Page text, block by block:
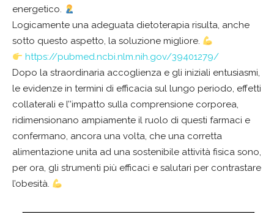
energetico.
Logicamente una adeguata dietoterapia risulta, anche
sotto questo aspetto, la soluzione migliore.
https://pubmed.ncbi.nlm.nih.gov/39401279/
Dopo la straordinaria accoglienza e gli iniziali entusiasmi,
le evidenze in termini di efficacia sul lungo periodo, effetti
collaterali e l’’impatto sulla comprensione corporea,
ridimensionano ampiamente il ruolo di questi farmaci e
confermano, ancora una volta, che una corretta
alimentazione unita ad una sostenibile attività fisica sono,
per ora, gli strumenti più efficaci e salutari per contrastare
l’obesità.